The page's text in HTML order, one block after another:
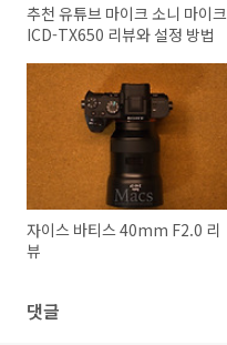
추천 유튜브 마이크 소니 마이크
ICD-TX650 리뷰와 설정 방법
자이스 바티스 40mm F2.0 리
뷰
댓글